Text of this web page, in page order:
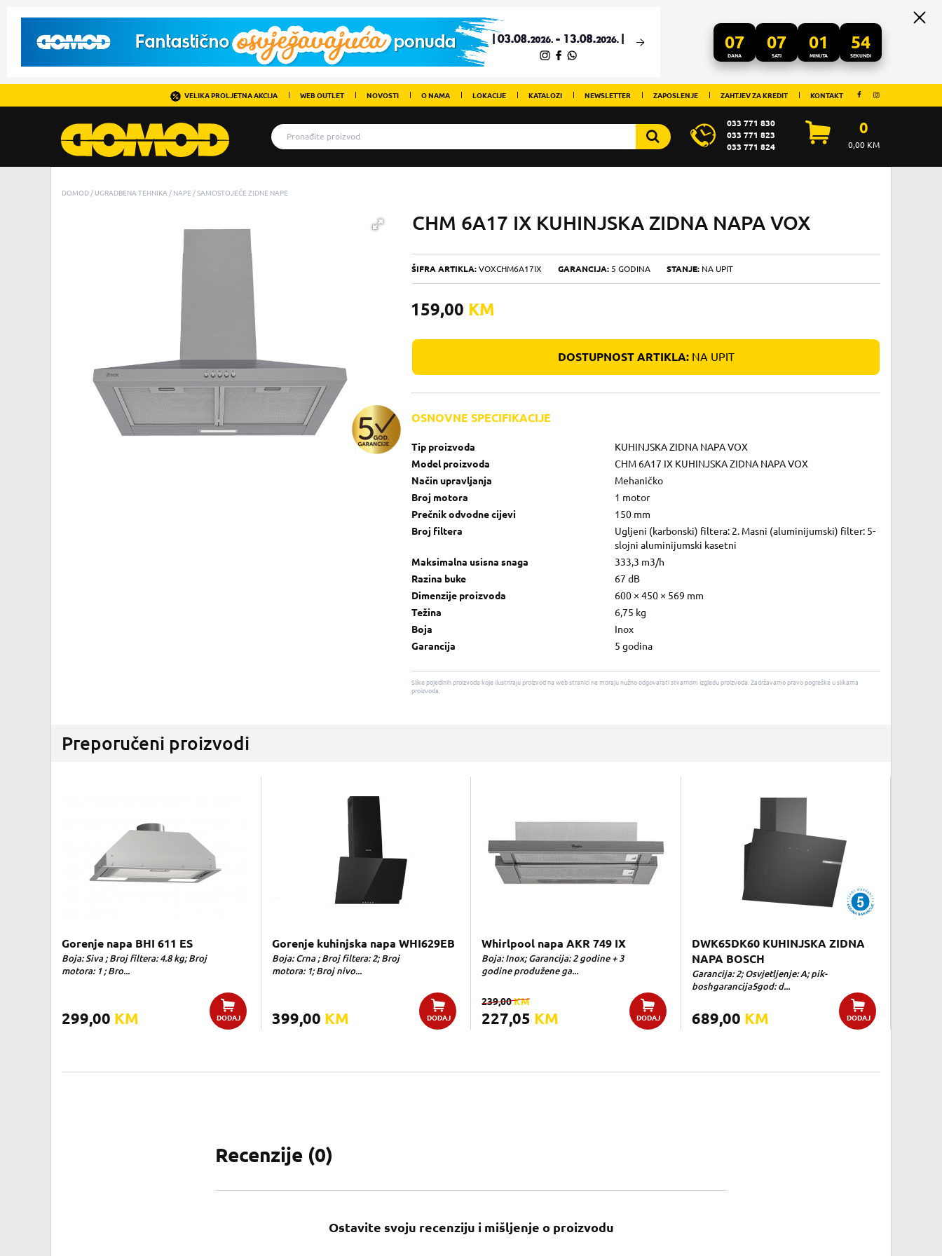
07
DANA
07
SATI
01
MINUTA
54
SEKUNDI
VELIKA PROLJETNA AKCIJA WEB OUTLET NOVOSTI O NAMA LOKACIJE KATALOZI NEWSLETTER ZAPOSLENJE ZAHTJEV ZA KREDIT KONTAKT
033 771 830
033 771 823
033 771 824
0
0,00KM
DOMOD UGRADBENA TEHNIKA NAPE SAMOSTOJEĆE ZIDNE NAPE
CHM 6A17 IX KUHINJSKA ZIDNA NAPA VOX
ŠIFRA ARTIKLA: VOXCHM6A17IX GARANCIJA: 5 GODINA STANJE: NA UPIT
159,00 KM
DOSTUPNOST ARTIKLA:NA UPIT
OSNOVNE SPECIFIKACIJE
Tip proizvoda
KUHINJSKA ZIDNA NAPA VOX
Model proizvoda
CHM 6A17 IX KUHINJSKA ZIDNA NAPA VOX
Način upravljanja
Mehaničko
Broj motora
1 motor
Prečnik odvodne cijevi
150 mm
Broj filtera
Ugljeni (karbonski) filtera: 2. Masni (aluminijumski) filter: 5-
slojni aluminijumski kasetni
Maksimalna usisna snaga
333,3 m3/h
Razina buke
67 dB
Dimenzije proizvoda
600 × 450 × 569 mm
Težina
6,75 kg
Boja
Inox
Garancija
5 godina
Slike pojedinih proizvoda koje ilustriraju proizvod na web stranici ne moraju nužno odgovarati stvarnom izgledu proizvoda. Zadržavamo pravo pogreške u slikama
proizvoda.
Preporučeni proizvodi
Gorenje napa BHI 611 ES
Boja: Siva ; Broj filtera: 4.8 kg; Broj
motora: 1 ; Bro...
299,00 KM DODAJ
Gorenje kuhinjska napa WHI629EB
Boja: Crna ; Broj filtera: 2; Broj
motora: 1; Broj nivo...
399,00 KM DODAJ
Whirlpool napa AKR 749 IX
Boja: Inox; Garancija: 2 godine + 3
godine produžene ga...
227,05 KM
239,00KM
DODAJ
DWK65DK60 KUHINJSKA ZIDNA
NAPA BOSCH
Garancija: 2; Osvjetljenje: A; pik-
boshgarancija5god: d...
689,00 KM DODAJ
Recenzije (0)
Ostavite svoju recenziju i mišljenje o proizvodu